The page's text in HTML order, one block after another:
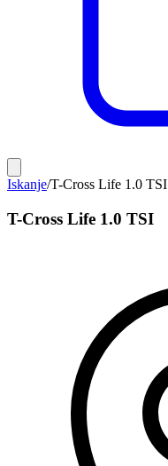
Iskanje/T-Cross Life 1.0 TSI
T-Cross Life 1.0 TSI